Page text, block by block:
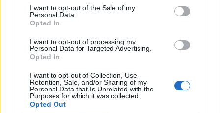
I want to opt-out of the Sale of my
Personal Data.
Opted In
I want to opt-out of processing my
Personal Data for Targeted Advertising.
Opted In
I want to opt-out of Collection, Use,
Retention, Sale, and/or Sharing of my
Personal Data that Is Unrelated with the
Purposes for which it was collected.
Opted Out
Dragons: 15. Angus O'Brien (c), 14. Dai
Richards, 13. Fine Inisi, 12. Aneurin Owen, 11. Rio
Dyer, 10. Tinus de Beer, 9. Niall Armstrong, 1.
Rodrigo Martinez, 2. Elliot Dee, 3. Christian
Ryan Woodman, 7. Thomas Young, 8. Aaron
Wainwright
Sostituti: 16. Brodie Coghlan, 17. Wyn Jones, 18.